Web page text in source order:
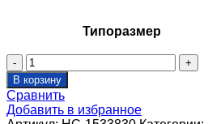
Типоразмер
Количество
товара
Клапан
противопожарный
SHUFT
В корзину
Сравнить
Добавить в избранное